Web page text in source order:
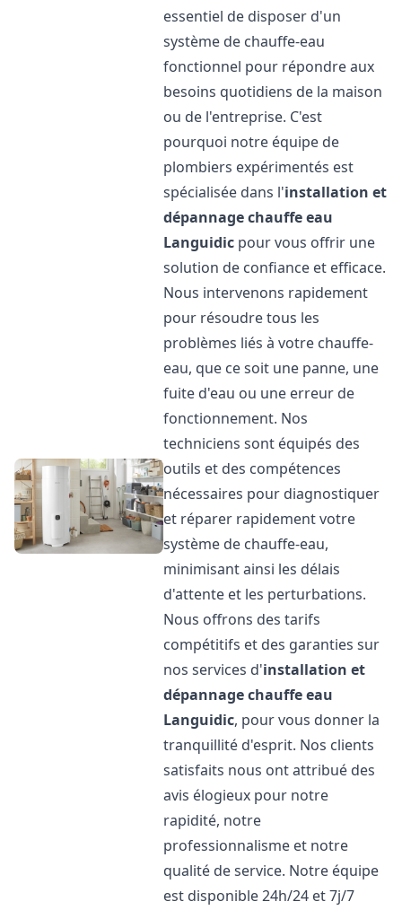
essentiel de disposer d'un
système de chauffe-eau
fonctionnel pour répondre aux
besoins quotidiens de la maison
ou de l'entreprise. C'est
pourquoi notre équipe de
plombiers expérimentés est
spécialisée dans l'installation et
dépannage chauffe eau
Languidic pour vous offrir une
solution de confiance et efficace.
Nous intervenons rapidement
pour résoudre tous les
problèmes liés à votre chauffe-
eau, que ce soit une panne, une
fuite d'eau ou une erreur de
fonctionnement. Nos
techniciens sont équipés des
outils et des compétences
nécessaires pour diagnostiquer
et réparer rapidement votre
système de chauffe-eau,
minimisant ainsi les délais
d'attente et les perturbations.
Nous offrons des tarifs
compétitifs et des garanties sur
nos services d'installation et
dépannage chauffe eau
Languidic, pour vous donner la
tranquillité d'esprit. Nos clients
satisfaits nous ont attribué des
avis élogieux pour notre
rapidité, notre
professionnalisme et notre
qualité de service. Notre équipe
est disponible 24h/24 et 7j/7